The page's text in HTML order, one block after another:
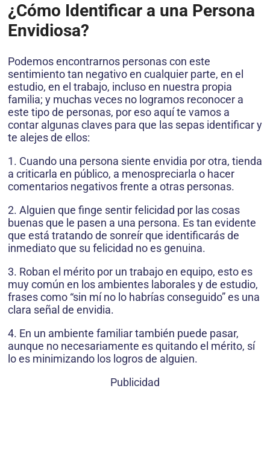
¿Cómo Identificar a una Persona
Envidiosa?
Podemos encontrarnos personas con este
sentimiento tan negativo en cualquier parte, en el
estudio, en el trabajo, incluso en nuestra propia
familia; y muchas veces no logramos reconocer a
este tipo de personas, por eso aquí te vamos a
contar algunas claves para que las sepas identificar y
te alejes de ellos:
1. Cuando una persona siente envidia por otra, tienda
a criticarla en público, a menospreciarla o hacer
comentarios negativos frente a otras personas.
2. Alguien que finge sentir felicidad por las cosas
buenas que le pasen a una persona. Es tan evidente
que está tratando de sonreír que identificarás de
inmediato que su felicidad no es genuina.
3. Roban el mérito por un trabajo en equipo, esto es
muy común en los ambientes laborales y de estudio,
frases como “sin mí no lo habrías conseguido” es una
clara señal de envidia.
4. En un ambiente familiar también puede pasar,
aunque no necesariamente es quitando el mérito, sí
lo es minimizando los logros de alguien.
Publicidad